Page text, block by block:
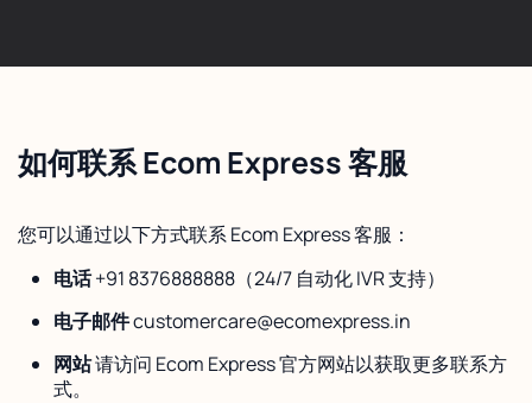
如何联系 Ecom Express 客服
您可以通过以下方式联系 Ecom Express 客服：
电话+91 8376888888（24/7 自动化 IVR 支持）
电子邮件customercare@ecomexpress.in
网站请访问 Ecom Express 官方网站以获取更多联系方
式。